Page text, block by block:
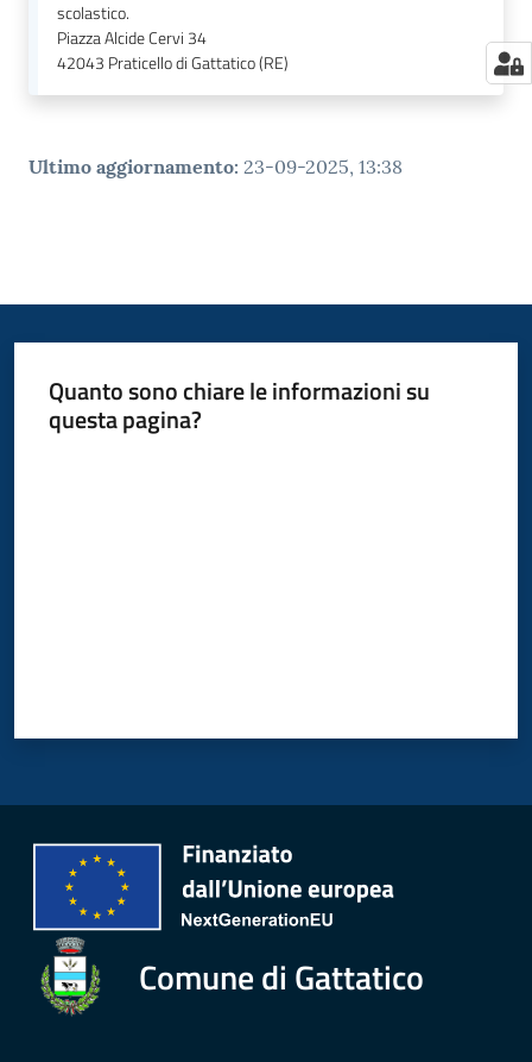
scolastico.
Piazza Alcide Cervi 34
42043 Praticello di Gattatico (RE)
Ultimo aggiornamento: 23-09-2025, 13:38
Quanto sono chiare le informazioni su
questa pagina?
Comune di Gattatico